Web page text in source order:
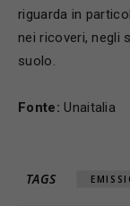
riguarda in
nei ricoveri, negli
suolo.
Fonte: Unaitalia
TAGS